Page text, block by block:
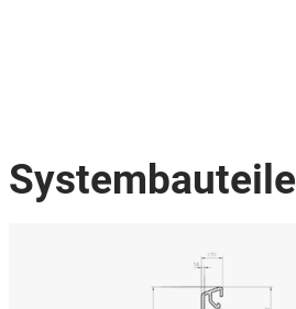
Systembauteile